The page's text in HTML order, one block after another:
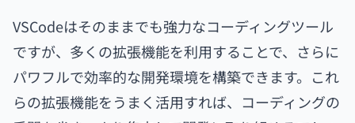
VSCodeはそのままでも強力なコーディングツール
ですが、多くの拡張機能を利用することで、さらに
パワフルで効率的な開発環境を構築できます。これ
らの拡張機能をうまく活用すれば、コーディングの